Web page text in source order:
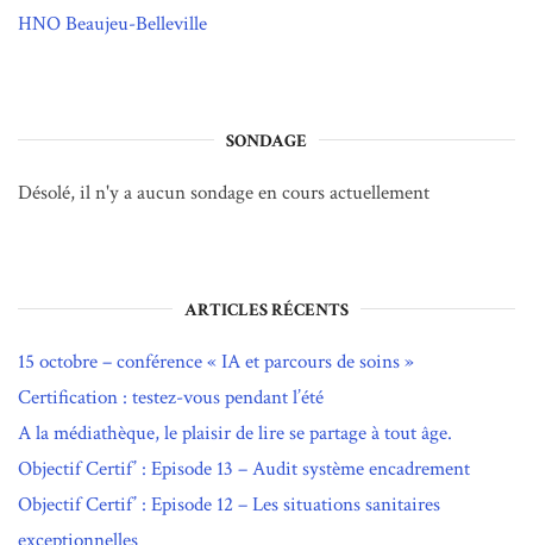
HNO Beaujeu-Belleville
SONDAGE
Désolé, il n'y a aucun sondage en cours actuellement
ARTICLES RÉCENTS
15 octobre – conférence « IA et parcours de soins »
Certification : testez-vous pendant l’été
A la médiathèque, le plaisir de lire se partage à tout âge.
Objectif Certif’ : Episode 13 – Audit système encadrement
Objectif Certif’ : Episode 12 – Les situations sanitaires